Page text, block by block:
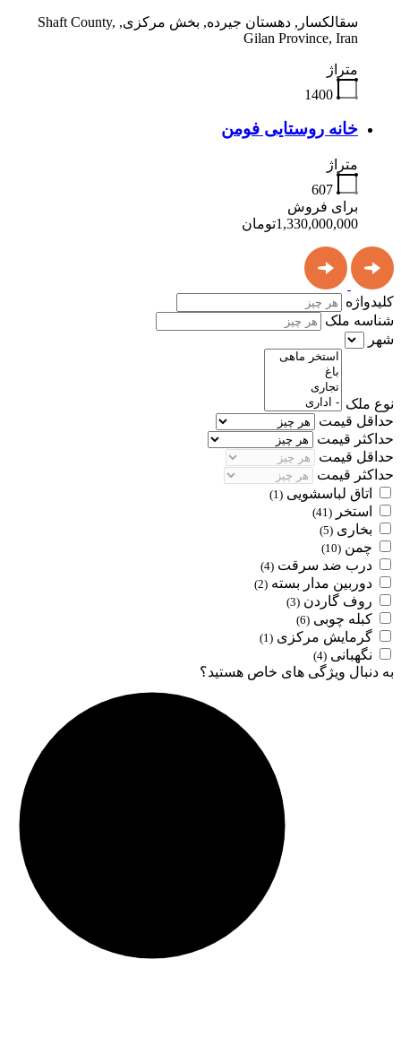
سقالکسار, دهستان جیرده, بخش مرکزی, Shaft County,
Gilan Province, Iran
متراژ
1400
خانه روستایی فومن
متراژ
607
برای فروش
1,330,000,000تومان
کلیدواژه
شناسه ملک
شهر
نوع ملک
حداقل قیمت
حداکثر قیمت
حداقل قیمت
حداکثر قیمت
اتاق لباسشویی (1)
استخر (41)
بخاری (5)
چمن (10)
درب ضد سرقت (4)
دوربین مدار بسته (2)
روف گاردن (3)
کبله چوبی (6)
گرمایش مرکزی (1)
نگهبانی (4)
به دنبال ویژگی های خاص هستید؟